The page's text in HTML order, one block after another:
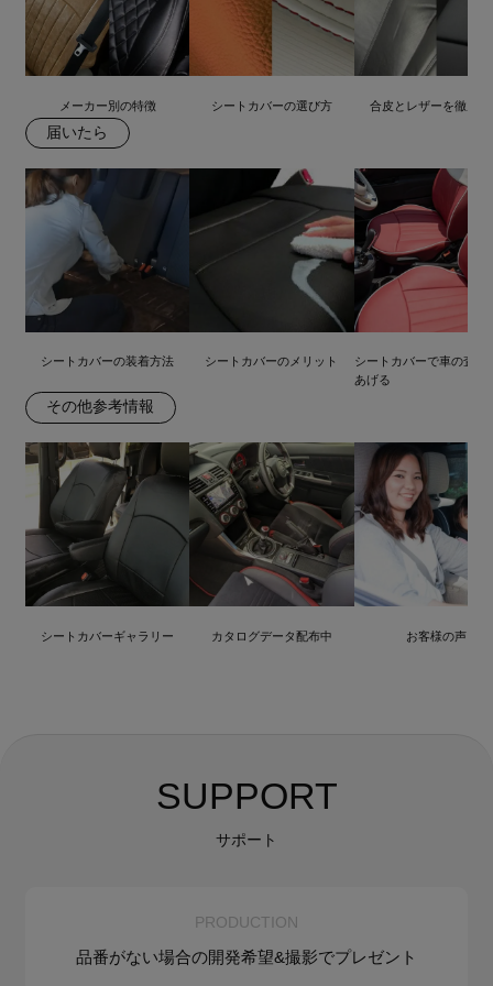
メーカー別の特徴 シートカバーの選び方 合皮とレザーを徹底比
届いたら
シートカバーの装着方法 シートカバーのメリット
シートカバーで車の査定
あげる
その他参考情報
シートカバーギャラリー カタログデータ配布中 お客様の声
SUPPORT
サポート
PRODUCTION
品番がない場合の開発希望&撮影でプレゼント